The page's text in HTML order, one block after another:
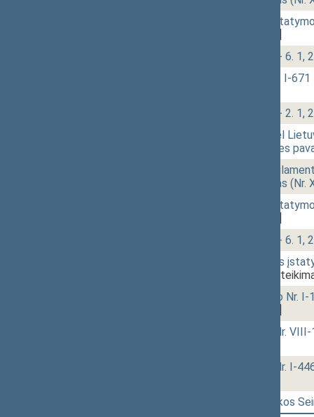
Architektų rūmų
Klausimų grupė: 2 - 6. 1,
Miškų įstatymo Nr. I-
Klausimų grupė: 2 - 2. 1,
Seimo statuto „Dėl
straipsnių ir III dalies
Įstatymo „Dėl
pakeitimo projektas (Nr.
Architektų rūmų
Klausimų grupė: 2 - 6. 1,
Alkoholio kontrolės
Statybos įstatymo Nr.
Maisto įstatymo Nr.
Žemės įstatymo Nr. I-
Lietuvos Respublikos